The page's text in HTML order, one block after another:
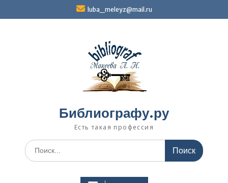
luba_meleyz@mail.ru
Библиографу.ру
Есть такая профессия
Поиск
по: